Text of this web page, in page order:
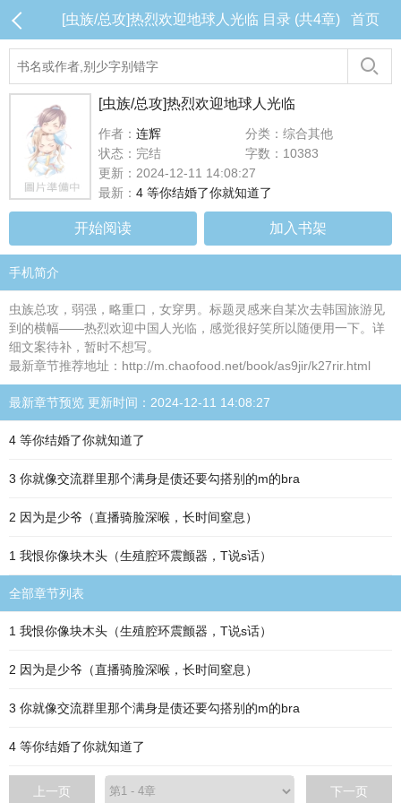
[虫族/总攻]热烈欢迎地球人光临 目录 (共4章) 首页
[虫族/总攻]热烈欢迎地球人光临
作者： 连辉
分类：综合其他
状态：完结
字数：10383
更新：2024-12-11 14:08:27
最新： 4 等你结婚了你就知道了
开始阅读 加入书架
手机简介
虫族总攻，弱强，略重口，女穿男。标题灵感来自某次去韩国旅游见
到的横幅——热烈欢迎中国人光临，感觉很好笑所以随便用一下。详
细文案待补，暂时不想写。
最新章节推荐地址：http://m.chaofood.net/book/as9jir/k27rir.html
最新章节预览 更新时间：2024-12-11 14:08:27
4 等你结婚了你就知道了
3 你就像交流群里那个满身是债还要勾搭别的m的bra
2 因为是少爷（直播骑脸深喉，长时间窒息）
1 我恨你像块木头（生殖腔环震颤器，T说s话）
全部章节列表
1 我恨你像块木头（生殖腔环震颤器，T说s话）
2 因为是少爷（直播骑脸深喉，长时间窒息）
3 你就像交流群里那个满身是债还要勾搭别的m的bra
4 等你结婚了你就知道了
上一页 下一页